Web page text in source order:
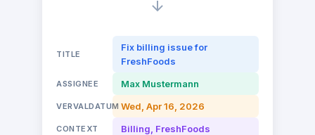
TITLE
Fix billing issue for
FreshFoods
ASSIGNEE Max Mustermann
VERVALDATUM Wed, Apr 16, 2026
CONTEXT Billing, FreshFoods